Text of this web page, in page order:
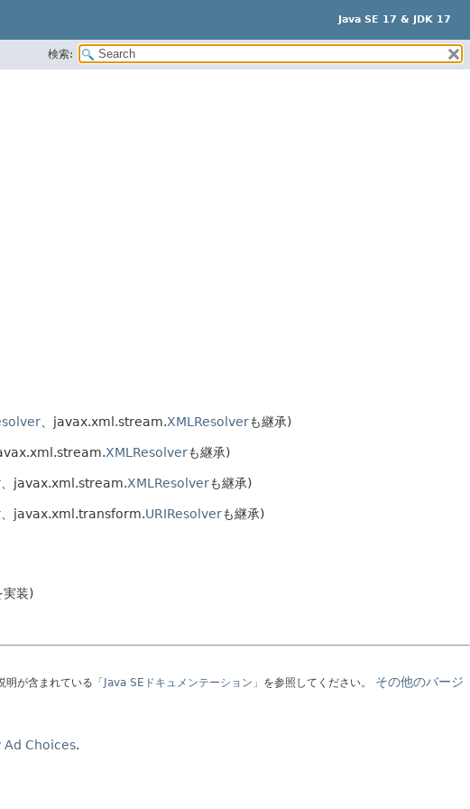
Java SE 17 & JDK 17
検索:
、javax.xml.stream.XMLResolverも継承)
XMLResolverも継承)
、javax.xml.stream.XMLResolverも継承)
、javax.xml.transform.URIResolverも継承)
実装)
明が含まれている 「Java SEドキュメンテーション」 を参照してください。
その他のバージ
Ad Choices.